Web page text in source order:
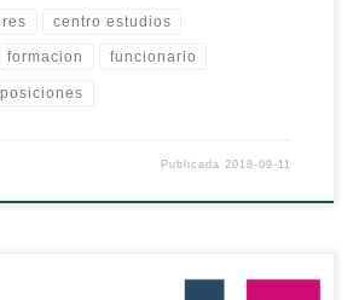
centro estudios
formacion funcionario
Publicada 2018-09-11